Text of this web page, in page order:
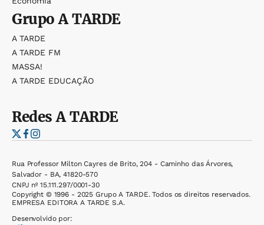
GrupoA TARDE
A TARDE
A TARDE FM
MASSA!
A TARDE EDUCAÇÃO
RedesA TARDE
Rua Professor Milton Cayres de Brito, 204 - Caminho das Árvores,
Salvador - BA, 41820-570
CNPJ nº 15.111.297/0001-30
Copyright © 1996 - 2025 Grupo A TARDE. Todos os direitos reservados.
EMPRESA EDITORA A TARDE S.A.
Desenvolvido por: